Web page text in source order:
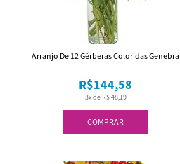
COMPRAR
3x de R$ 48,19
R$144,58
Arranjo De 12 Gérberas Coloridas Genebra